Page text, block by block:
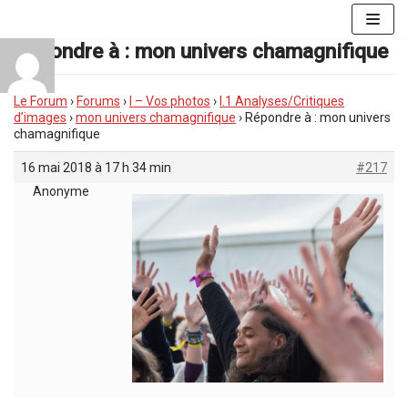
au
contenu
Répondre à : mon univers chamagnifique
Le Forum › Forums › I – Vos photos ›
I.1 Analyses/Critiques
d’images ›mon univers chamagnifique › Répondre à : mon univers
chamagnifique
16 mai 2018 à 17 h 34 min
#217
Anonyme